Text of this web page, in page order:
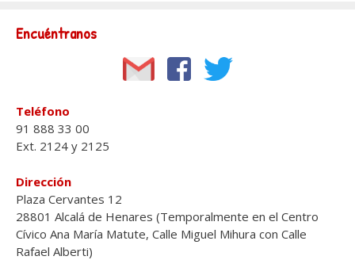
Encuéntranos
Teléfono
91 888 33 00
Ext. 2124 y 2125
Dirección
Plaza Cervantes 12
28801 Alcalá de Henares (Temporalmente en el Centro
Cívico Ana María Matute, Calle Miguel Mihura con Calle
Rafael Alberti)